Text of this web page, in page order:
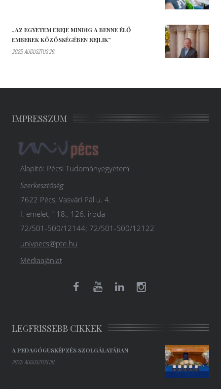
„AZ EGYETEM EREJE MINDIG A BENNE ÉLŐ
EMBEREK KÖZÖSSÉGÉBEN REJLIK”
2025. AUGUSZTUS 29.
IMPRESSZUM
Alapító: Pécsi Tudományegyetem
Szerkesztőség
7622 Pécs, Vasvári Pál u. 4.
I. emelet, 118., 126. iroda
72/501-500/12144; 72/501-500/12122
univpecs@pte.hu
Médiaajánlat
LEGFRISSEBB CIKKEK
A PEDAGÓGUSKÉPZÉS SZOLGÁLATÁBAN
2025. AUGUSZTUS 30.